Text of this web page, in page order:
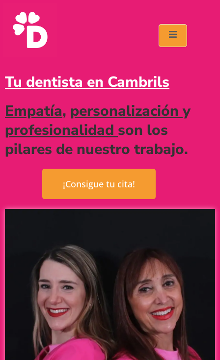
Tu dentista en Cambrils
Empatía, personalizacióny
profesionalidad son los
pilares de nuestro trabajo.
¡Consigue tu cita!